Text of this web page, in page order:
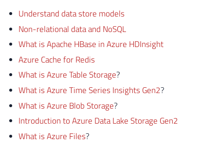
Understand data store models
Non-relational data and NoSQL
What is Apache HBase in Azure HDInsight
Azure Cache for Redis
What is Azure Table Storage?
What is Azure Time Series Insights Gen2?
What is Azure Blob Storage?
Introduction to Azure Data Lake Storage Gen2
What is Azure Files?